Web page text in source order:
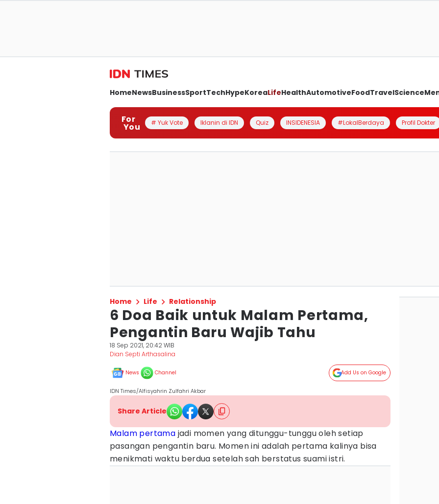
HomeNewsBusinessSportTechHypeKoreaLifeHealthAutomotiveFoodTravelScience
For
You # Yuk Vote Iklanin di IDN Quiz INSIDENESIA #LokalBerdaya Profil Dokter
Home Life Relationship
6 Doa Baik untuk Malam Pertama,
Pengantin Baru Wajib Tahu
18 Sep 2021, 20:42 WIB
Dian Septi Arthasalina
News Channel Add Us on Google
IDN Times/Alfisyahrin Zulfahri Akbar
Share Article
Malam pertama jadi momen yang ditunggu-tunggu oleh setiap
pasangan pengantin baru. Momen ini adalah pertama kalinya bisa
menikmati waktu berdua setelah sah berstatus suami istri.